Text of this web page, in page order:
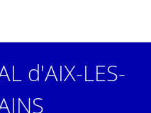
d'AIX-LES-